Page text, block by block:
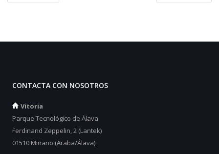
CONTACTA CON NOSOTROS
Vitoria
Parque Tecnológico de Álava
Ferdinand Zeppelin, 2 (Lantek)
01510 Miñano (Araba/Álava)